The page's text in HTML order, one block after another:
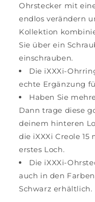
Ohrstecker mit
endlos verändern
Kollektion
Sie über ein
einschrauben.
Die iXXXi-
echte Ergänzung
Haben Sie
Dann trage diese
deinem hinteren
die iXXXi Creole
erstes Loch.
Die iXXXi-
auch in den
Schwarz erhältlich.